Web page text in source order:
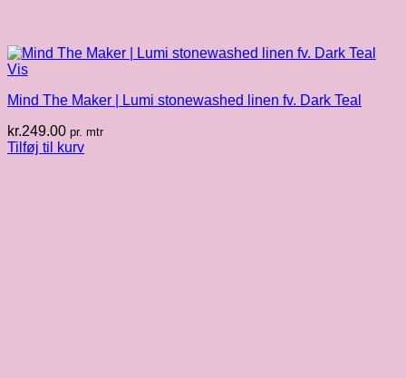
Vis
Mind The Maker | Lumi stonewashed linen fv. Dark Teal
kr.249.00 pr. mtr
Tilføj til kurv